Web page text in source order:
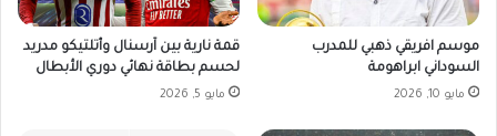
ل
م
و
ا
1
9
و
موسم افريقي ذهبي للمدرب
السوداني ابراهومة
مايو 10, 2026
قمة نارية بين آرسنال وأتلتيكو مدريد
لحسم بطاقة نهائي دوري الأبطال
مايو 5, 2026